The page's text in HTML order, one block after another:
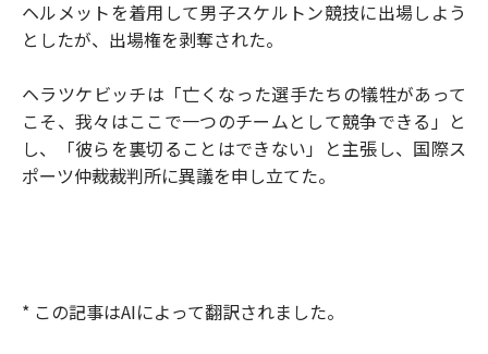
ヘルメットを着用して男子スケルトン競技に出場しよう
としたが、出場権を剥奪された。
ヘラツケビッチは「亡くなった選手たちの犠牲があって
こそ、我々はここで一つのチームとして競争できる」と
し、「彼らを裏切ることはできない」と主張し、国際ス
ポーツ仲裁裁判所に異議を申し立てた。
* この記事はAIによって翻訳されました。